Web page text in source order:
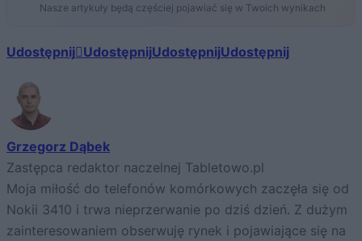
Nasze artykuły będą częściej pojawiać się w Twoich wynikach
Udostępnij UdostępnijUdostępnijUdostępnij
Grzegorz Dąbek
Zastępca redaktor naczelnej Tabletowo.pl
Moja miłość do telefonów komórkowych zaczęła się od
Nokii 3410 i trwa nieprzerwanie po dziś dzień. Z dużym
zainteresowaniem obserwuję rynek i pojawiające się na